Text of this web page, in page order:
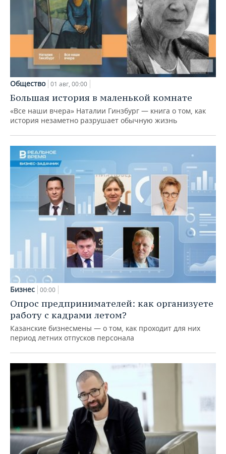
Общество 01 авг, 00:00
Большая история в маленькой комнате
«Все наши вчера» Наталии Гинзбург — книга о том, как
история незаметно разрушает обычную жизнь
Бизнес 00:00
Опрос предпринимателей: как организуете
работу с кадрами летом?
Казанские бизнесмены — о том, как проходит для них
период летних отпусков персонала